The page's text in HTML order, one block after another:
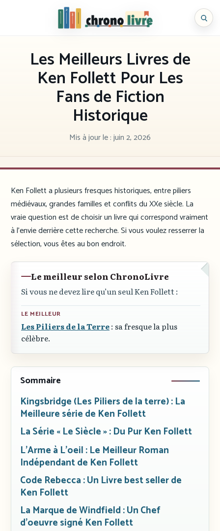
Chronolivre
Les Meilleurs Livres de
Ken Follett Pour Les
Fans de Fiction
Historique
Mis à jour le :juin 2, 2026
Ken Follett a plusieurs fresques historiques, entre piliers
médiévaux, grandes familles et conflits du XXe siècle. La
vraie question est de choisir un livre qui correspond vraiment
à l’envie derrière cette recherche. Si vous voulez resserrer la
sélection, vous êtes au bon endroit.
Le meilleur selon ChronoLivre
Si vous ne devez lire qu’un seul Ken Follett :
LE MEILLEUR
Les Piliers de la Terre: sa fresque la plus
célèbre.
Sommaire
Kingsbridge (Les Piliers de la terre) : La
Meilleure série de Ken Follett
La Série « Le Siècle » : Du Pur Ken Follett
L’Arme à L’oeil : Le Meilleur Roman
Indépendant de Ken Follett
Code Rebecca : Un Livre best seller de
Ken Follett
La Marque de Windfield : Un Chef
d’oeuvre signé Ken Follett